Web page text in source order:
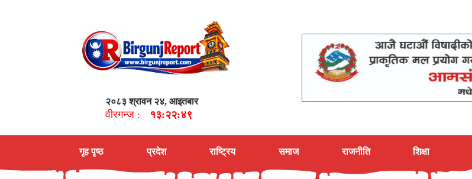
२०८३ श्रावन २४, आइतबार
वीरगन्ज : १३:२२:५०
गृह पृष्ठ प्रदेश राष्ट्रिय समाज राजनीति शिक्षा